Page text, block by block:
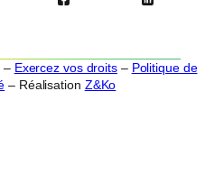
– Exercez vos droits– Politique de
– Réalisation Z&Ko